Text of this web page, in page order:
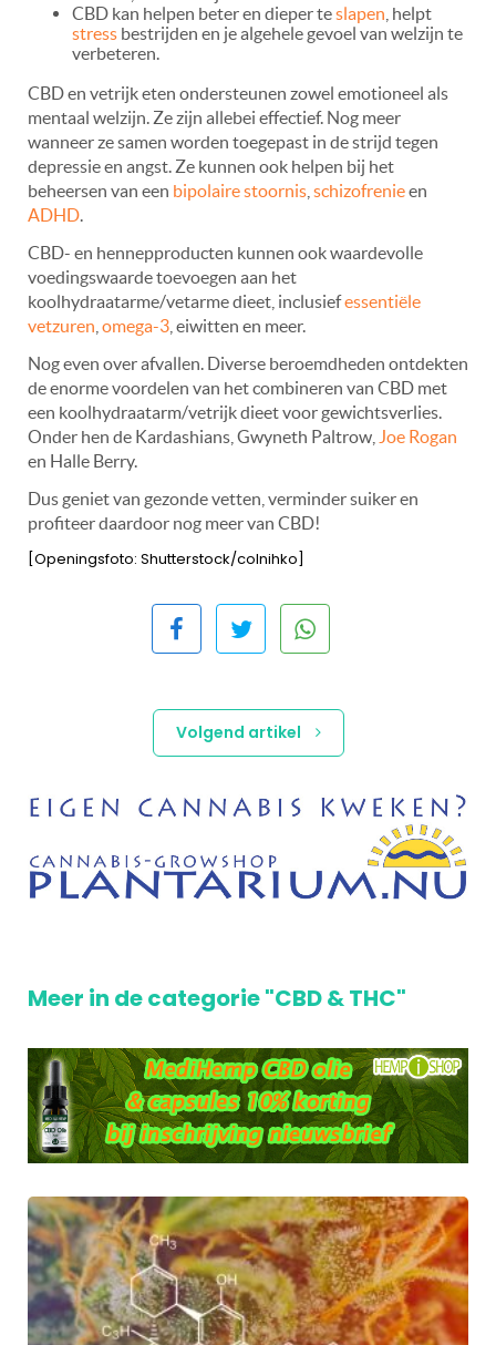
CBD kan helpen beter en dieper teslapen , helpt
stress bestrijden en je algehele gevoel van welzijn te
verbeteren.
CBD en vetrijk eten ondersteunen zowel emotioneel als
mentaal welzijn. Ze zijn allebei effectief. Nog meer
wanneer ze samen worden toegepast in de strijd tegen
depressie en angst. Ze kunnen ook helpen bij het
beheersen van een bipolaire stoornis schizofrenieen
ADHD.
CBD- en hennepproducten kunnen ook waardevolle
voedingswaarde toevoegen aan het
koolhydraatarme/vetarme dieet, inclusiefessentiële
vetzuren omega-3 , eiwitten en meer.
Nog even over afvallen. Diverse beroemdheden ontdekten
de enorme voordelen van het combineren van CBD met
een koolhydraatarm/vetrijk dieet voor gewichtsverlies.
Onder hen de Kardashians, Gwyneth Paltrow, Joe Rogan
en Halle Berry.
Dus geniet van gezonde vetten, verminder suiker en
profiteer daardoor nog meer van CBD!
[Openingsfoto: Shutterstock/colnihko]
Volgend artikel
Meer in de categorie "CBD & THC"